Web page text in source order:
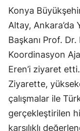
Konya
Altay, Ankara’da
Başkanı Prof.
Koordinasyon
Eren’i ziyaret etti.
Ziyarette,
çalışmalar ile
gerçekleştirilen
karşılıklı